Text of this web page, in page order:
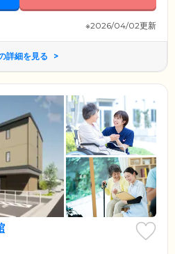
※2026/04/02更新
詳細を見る